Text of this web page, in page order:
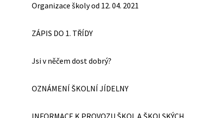
Organizace školy od 12. 04. 2021
ZÁPIS DO 1. TŘÍDY
Jsi v něčem dost dobrý?
OZNÁMENÍ ŠKOLNÍ JÍDELNY
INFORMACE K PROVOZU ŠKOL A ŠKOLSKÝCH